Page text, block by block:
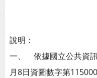
說明：
一、 依據國立公共資
月8日資圖數字第